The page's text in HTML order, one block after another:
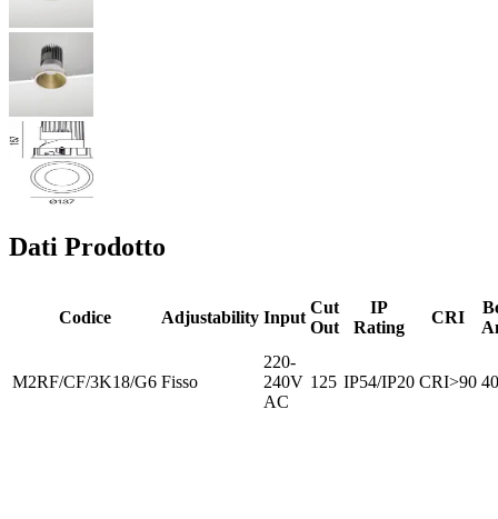
Dati Prodotto
Codice Adjustability Input
Cut
Out
IP
Rating
CRI
M2RF/CF/3K18/G6 Fisso
220-
240V
AC
125 IP54/IP20 CRI>90